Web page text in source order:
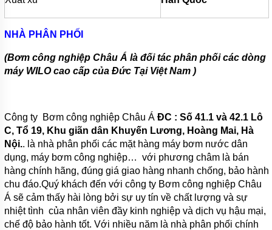
PHUY
MÁY
THỔI
MOTOR
ĐIỆN
KIỆN
MÁY
BƠM
MÁY
BƠM
RỬA
XE,
XỊT
RỬA
MÁY
LẠNH
NHÀ PHÂN PHỐI
(Bơm công nghiệp Châu Á là đối tác phân phối các dòng
máy WILO cao cấp của Đức Tại Việt Nam )
Công ty Bơm công nghiệp Châu Á ĐC : Số 41.1 và 42.1 Lô
C, Tổ 19, Khu giãn dân Khuyến Lương, Hoàng Mai, Hà
Nội.. là nhà phân phối các mặt hàng máy bơm nước dân
dụng, máy bơm công nghiệp… với phương châm là bán
hàng chính hãng, đúng giá giao hàng nhanh chống, bảo hành
chu đáo.Quý khách đến với công ty Bơm công nghiệp Châu
Á sẽ cảm thấy hài lòng bởi sự uy tín về chất lượng và sự
nhiệt tình của nhân viên đầy kinh nghiệp và dịch vụ hậu mại,
chế độ bảo hành tốt. Với nhiều năm là nhà phân phối chính